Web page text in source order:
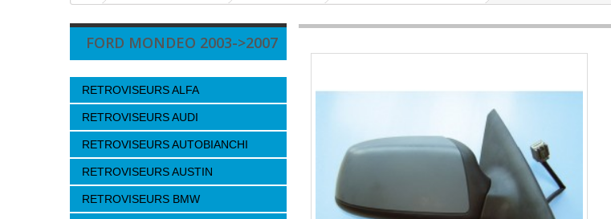
FORD MONDEO 2003->2007
RETROVISEURS ALFA
RETROVISEURS AUDI
RETROVISEURS AUTOBIANCHI
RETROVISEURS AUSTIN
RETROVISEURS BMW